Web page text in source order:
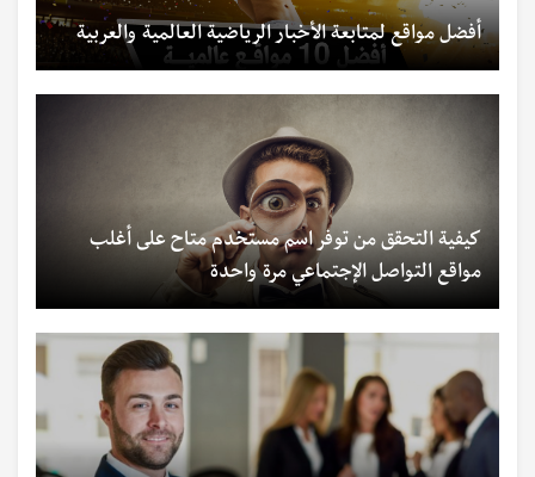
أفضل مواقع لمتابعة الأخبار الرياضية العالمية والعربية
كيفية التحقق من توفر اسم مستخدم متاح على أغلب
مواقع التواصل الإجتماعي مرة واحدة